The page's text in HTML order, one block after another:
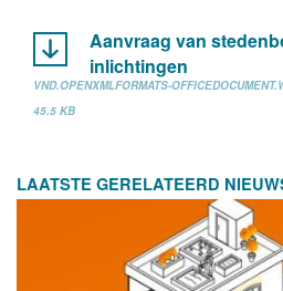
Aanvraag van
inlichtingen
VND.OPENXMLFORMATS-
45.5 KB
LAATSTE GERELATEERD